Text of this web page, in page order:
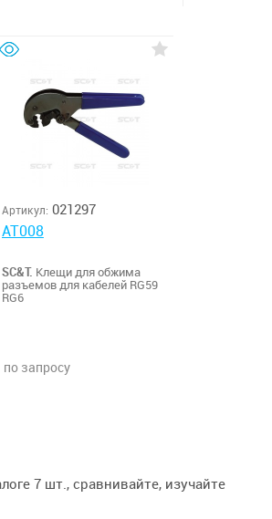
Артикул: 021297
AT008
SC&T. Клещи для обжима
разъемов для кабелей RG59
RG6
по запросу
7 шт., сравнивайте, изучайте